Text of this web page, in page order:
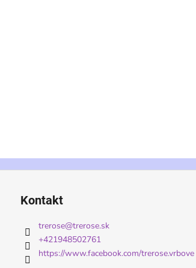
Kontakt
trerose@trerose.sk
+421948502761
https://www.facebook.com/trerose.vrbove